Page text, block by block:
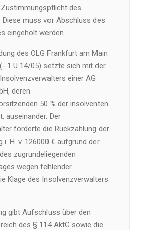
des
muss vor Abschluss des
eingeholt werden.
des OLG Frankfurt am Main
1 U 14/05) setzte sich mit der
einer AG
deren
50 % der insolventen
auseinander. Der
forderte die Rückzahlung der
i. H. v. 126000 € aufgrund der
zugrundeliegenden
wegen fehlender
Klage des Insolvenzverwalters
gibt Aufschluss über den
des § 114 AktG sowie die